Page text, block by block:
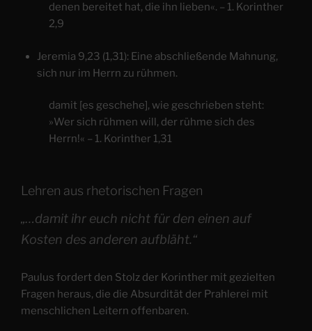
denen bereitet hat, die ihn lieben«. – 1. Korinther
2,9
Jeremia 9,23 (1,31): Eine abschließende Mahnung,
sich nur im Herrn zu rühmen.
damit [es geschehe], wie geschrieben steht:
»Wer sich rühmen will, der rühme sich des
Herrn!« – 1. Korinther 1,31
Lehren aus rhetorischen Fragen
„…damit ihr euch nicht für den einen auf
Kosten des anderen aufbläht.“
Paulus fordert den Stolz der Korinther mit gezielten
Fragen heraus, die die Absurdität der Prahlerei mit
menschlichen Leitern offenbaren.